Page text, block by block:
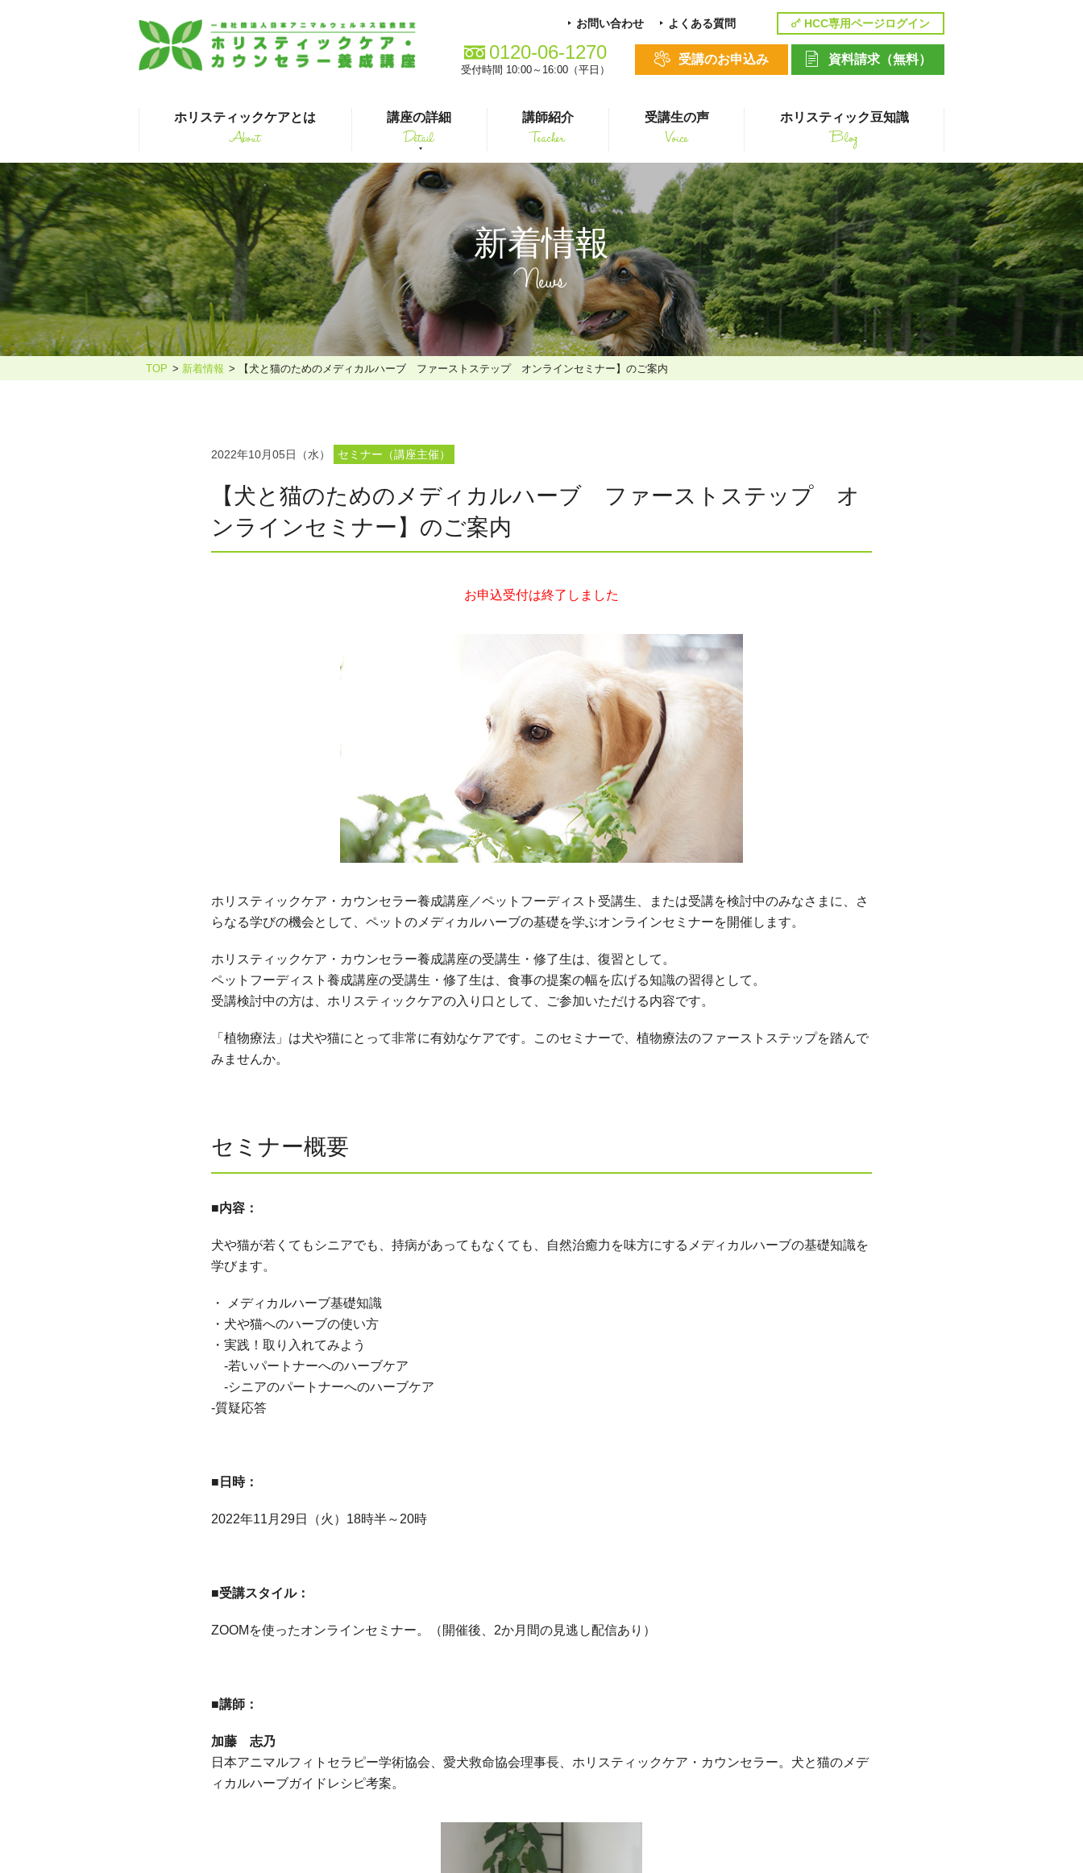
ホリスティックケアとは
About
講座の詳細
Detail
はじめて受講される方
ホリスティックケア・カウンセラー養成講座
スキルアップ講座
シニアペット 介護&ケアコース ペットシッティングコース
ホリスティックケア･カウンセラー受講生向け。
講師紹介
Teacher
受講生の声
Voice
ホリスティック豆知識
Blog
受講のお申込み 資料請求（無料）
お問い合わせ HCC専用ページログイン
よくある質問
0120-06-1270
受付時間 10:00～16:00（平日）
新着情報
News
TOP 新着情報 【犬と猫のためのメディカルハーブ ファーストステップ オンラインセミナー】のご案内
2022年10月05日（水） セミナー（講座主催）
【犬と猫のためのメディカルハーブ ファーストステップ オ
ンラインセミナー】のご案内
お申込受付は終了しました
ホリスティックケア・カウンセラー養成講座／ペットフーディスト受講生、または受講を検討中のみなさまに、さ
らなる学びの機会として、ペットのメディカルハーブの基礎を学ぶオンラインセミナーを開催します。
ホリスティックケア・カウンセラー養成講座の受講生・修了生は、復習として。
ペットフーディスト養成講座の受講生・修了生は、食事の提案の幅を広げる知識の習得として。
受講検討中の方は、ホリスティックケアの入り口として、ご参加いただける内容です。
「植物療法」は犬や猫にとって非常に有効なケアです。このセミナーで、植物療法のファーストステップを踏んで
みませんか。
セミナー概要
■内容：
犬や猫が若くてもシニアでも、持病があってもなくても、自然治癒力を味方にするメディカルハーブの基礎知識を
学びます。
・ メディカルハーブ基礎知識
・犬や猫へのハーブの使い方
・実践！取り入れてみよう
‐若いパートナーへのハーブケア
‐シニアのパートナーへのハーブケア
‐質疑応答
■日時：
2022年11月29日（火）18時半～20時
■受講スタイル：
ZOOMを使ったオンラインセミナー。（開催後、2か月間の見逃し配信あり）
■講師：
加藤 志乃
日本アニマルフィトセラピー学術協会、愛犬救命協会理事長、ホリスティックケア・カウンセラー。犬と猫のメデ
ィカルハーブガイドレシピ考案。